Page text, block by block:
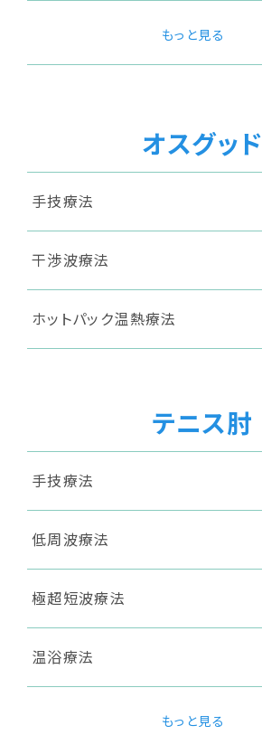
もっと見る
オスグッド
手技療法
干渉波療法
ホットパック温熱療法
テニス肘
手技療法
低周波療法
極超短波療法
温浴療法
もっと見る